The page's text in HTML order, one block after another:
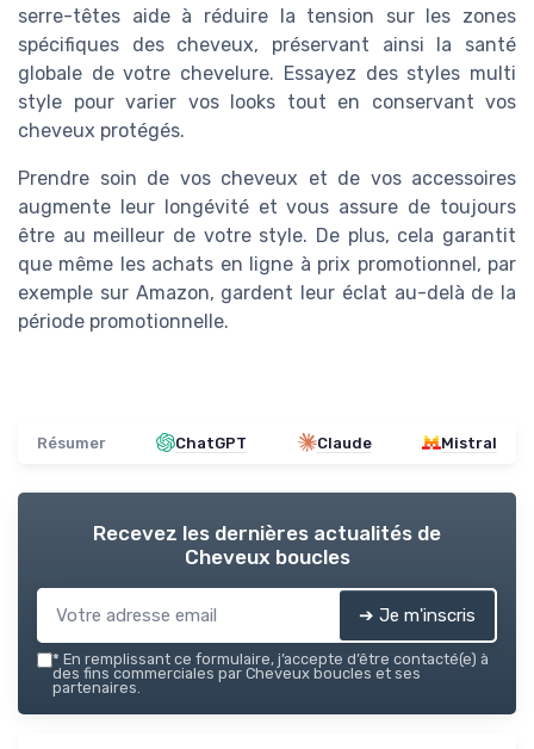
serre-têtes aide à réduire la tension sur les zones
spécifiques des cheveux, préservant ainsi la santé
globale de votre chevelure. Essayez des styles multi
style pour varier vos looks tout en conservant vos
cheveux protégés.
Prendre soin de vos cheveux et de vos accessoires
augmente leur longévité et vous assure de toujours
être au meilleur de votre style. De plus, cela garantit
que même les achats en ligne à prix promotionnel, par
exemple sur Amazon, gardent leur éclat au-delà de la
période promotionnelle.
Résumer ChatGPT Claude Mistral
Recevez les dernières actualités de
Cheveux boucles
➔ Je m'inscris
* En remplissant ce formulaire, j’accepte d’être contacté(e) à
des fins commerciales par Cheveux boucles et ses
partenaires.